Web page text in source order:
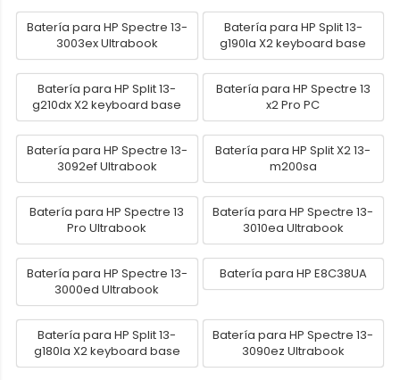
Batería para HP Spectre 13-
3003ex Ultrabook
Batería para HP Split 13-
g190la X2 keyboard base
Batería para HP Split 13-
g210dx X2 keyboard base
Batería para HP Spectre 13
x2 Pro PC
Batería para HP Spectre 13-
3092ef Ultrabook
Batería para HP Split X2 13-
m200sa
Batería para HP Spectre 13
Pro Ultrabook
Batería para HP Spectre 13-
3010ea Ultrabook
Batería para HP Spectre 13-
3000ed Ultrabook
Batería para HP E8C38UA
Batería para HP Split 13-
g180la X2 keyboard base
Batería para HP Spectre 13-
3090ez Ultrabook